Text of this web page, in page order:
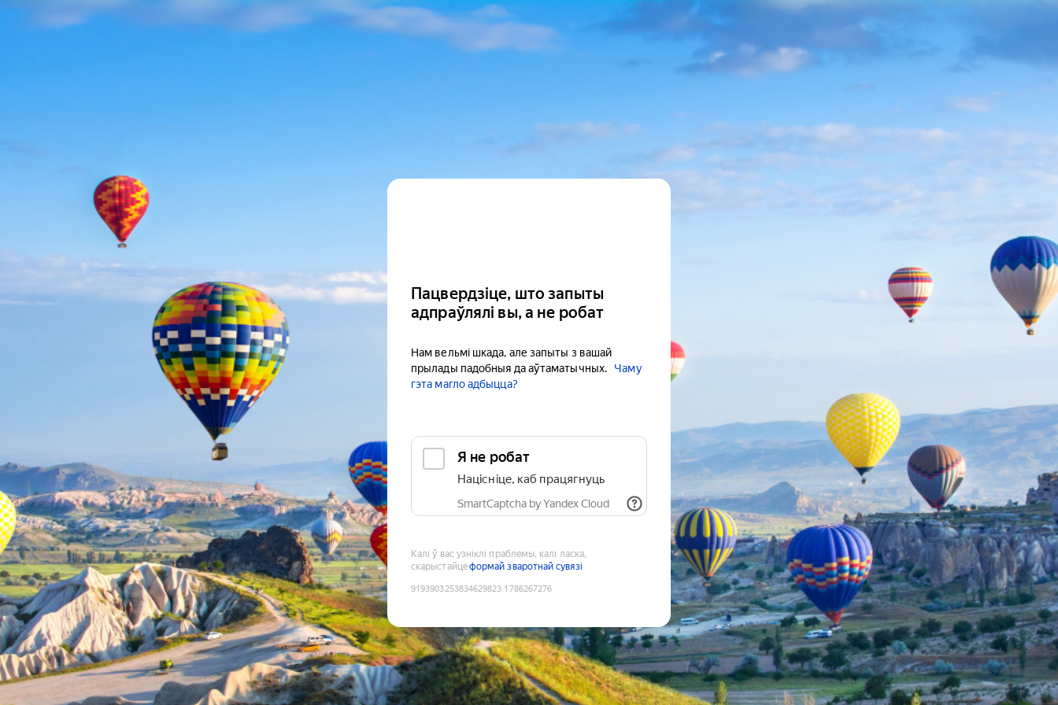
Пацвердзіце, што запыты
адпраўлялі вы, а не робат
Нам вельмі шкада, але запыты з вашай
прылады падобныя да аўтаматычных.
Чаму
гэта магло адбыцца?
Я не робат
Націсніце, каб працягнуць
SmartCaptcha by Yandex Cloud
Калі ў вас узніклі праблемы, калі ласка,
скарыстайцеформай зваротнай сувязі
9193903253834629823:1786267276